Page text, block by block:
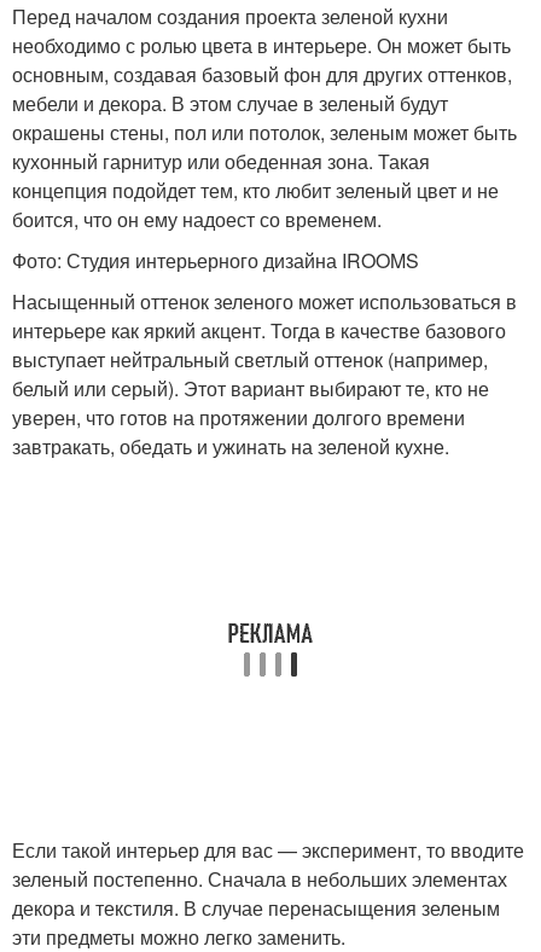
Перед началом создания проекта зеленой кухни
необходимо с ролью цвета в интерьере. Он может быть
основным, создавая базовый фон для других оттенков,
мебели и декора. В этом случае в зеленый будут
окрашены стены, пол или потолок, зеленым может быть
кухонный гарнитур или обеденная зона. Такая
концепция подойдет тем, кто любит зеленый цвет и не
боится, что он ему надоест со временем.
Фото: Студия интерьерного дизайна IROOMS
Насыщенный оттенок зеленого может использоваться в
интерьере как яркий акцент. Тогда в качестве базового
выступает нейтральный светлый оттенок (например,
белый или серый). Этот вариант выбирают те, кто не
уверен, что готов на протяжении долгого времени
завтракать, обедать и ужинать на зеленой кухне.
Если такой интерьер для вас — эксперимент, то вводите
зеленый постепенно. Сначала в небольших элементах
декора и текстиля. В случае перенасыщения зеленым
эти предметы можно легко заменить.